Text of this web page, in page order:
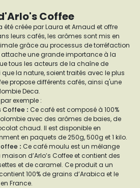
Coffee
été créée par Laura et Arnaud et offre
leurs cafés, les arômes sont mis en
grâce au processus de torréfaction
attache une grande importance à la
tous les acteurs de la chaîne de
la nature, soient traités avec le plus
propose différents cafés, ainsi q'une
Deca.
exemple :
Coffee : Ce café est composé à 100%
avec des arômes de baies, de
chaud. Il est disponible en
en paquets de 250g, 500g et 1 kilo.
: Ce café moulu est un mélange
d’Arlo’s Coffee et contient des
et de caramel. Ce produit a un
100% de grains d’Arabica et le
France.